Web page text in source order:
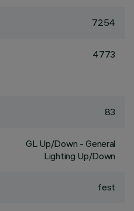
7254
4773
83
GL Up/Down - General
Lighting Up/Down
fest